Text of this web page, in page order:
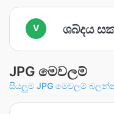
V ශබ්දය
JPG මෙවලම්
සියලුම JPG මෙවලම්